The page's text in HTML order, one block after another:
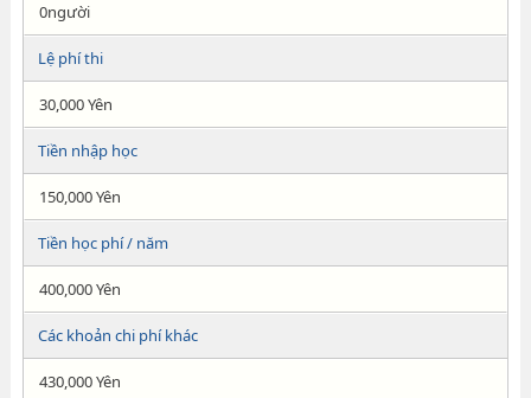
0người
Lệ phí thi
30,000 Yên
Tiền nhập học
150,000 Yên
Tiền học phí / năm
400,000 Yên
Các khoản chi phí khác
430,000 Yên